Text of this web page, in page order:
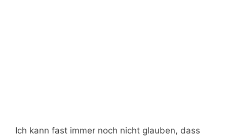
Ich kann fast immer noch nicht glauben, dass